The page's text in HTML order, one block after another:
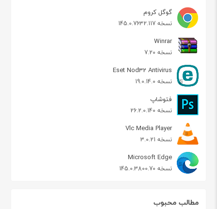
گوگل کروم
نسخه 145.0.7632.117
Winrar
نسخه 7.20
Eset Nod32 Antivirus
نسخه 19.0.14.0
فتوشاپ
نسخه 26.2.0.140
Vlc Media Player
نسخه 3.0.21
Microsoft Edge
نسخه 145.0.3800.70
مطالب محبوب